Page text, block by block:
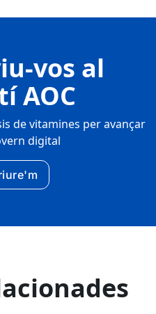
vos al
AOC
de vitamines per avançar
digital